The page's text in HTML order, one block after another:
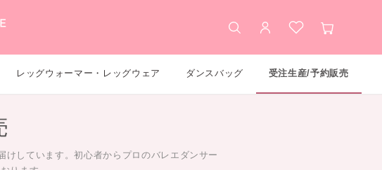
検索 アカウントお気に入り
カート
レッグウォーマー・レッグウェア ダンスバッグ 受注生産/予約販売
しています。初心者からプロのバレエダンサー